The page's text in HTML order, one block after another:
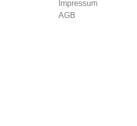
Impressum
AGB